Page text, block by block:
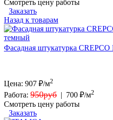
Смотреть цену работы
Заказать
Назад к товарам
Фасадная штукатурка
Цена: 907 ₽/м2
Работа: 950руб | 700 ₽/м2
Смотреть цену работы
Заказать